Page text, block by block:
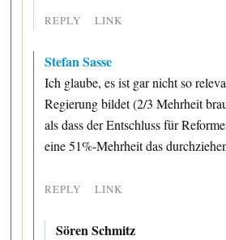
REPLY LINK
Stefan Sasse
Ich glaube, es ist gar nicht so
Regierung bildet (2/3 Mehrheit
als dass der Entschluss für
eine 51%-Mehrheit das
REPLY LINK
Sören Schmitz